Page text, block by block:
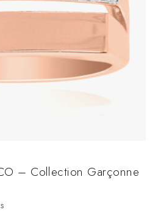
– Collection Garçonne